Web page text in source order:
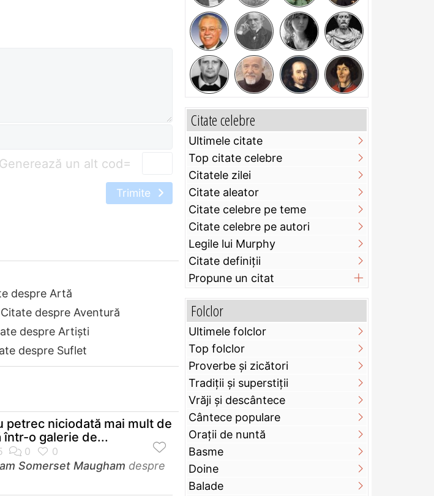
=
Trimite
despre Artă
Citate despre Aventură
despre Artiști
despre Suflet
petrec niciodată mai mult de
într-o galerie de...
Somerset Maugham despre
Citate celebre
Ultimele citate
Top citate celebre
Citatele zilei
Citate aleator
Citate celebre pe teme
Citate celebre pe autori
Legile lui Murphy
Citate definiţii
Propune un citat
Folclor
Ultimele folclor
Top folclor
Proverbe și zicători
Tradiții și superstiții
Vrăji și descântece
Cântece populare
Orații de nuntă
Basme
Doine
Balade